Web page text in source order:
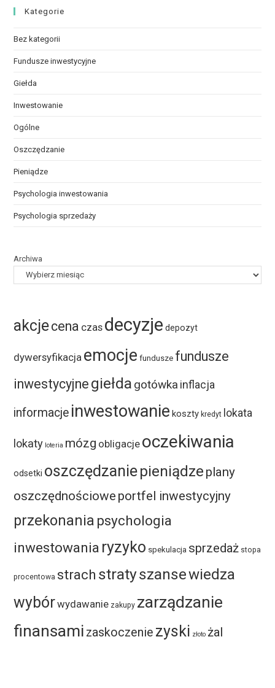
Kategorie
Bez kategorii
Fundusze inwestycyjne
Giełda
Inwestowanie
Ogólne
Oszczędzanie
Pieniądze
Psychologia inwestowania
Psychologia sprzedaży
Archiwa
akcjecena czas decyzje depozyt
dywersyfikacja emocje fundusze fundusze
inwestycyjne giełda gotówka inflacja
informacje inwestowanie koszty kredyt lokata
lokaty loteria mózg obligacje oczekiwania
odsetki oszczędzaniepieniądze plany
oszczędnościowe portfel inwestycyjny
przekonania psychologia
inwestowania ryzyko spekulacja sprzedaż stopa
procentowa strach stratyszansewiedza
wybórwydawanie zakupy zarządzanie
finansami zaskoczenie zyski złoto żal